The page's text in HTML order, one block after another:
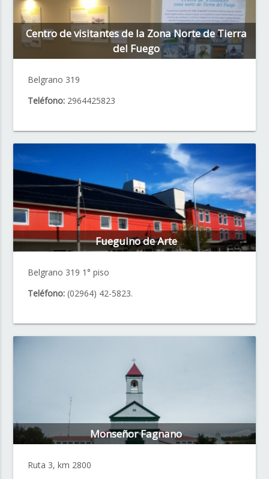
Centro de visitantes de la Zona Norte de Tierra
del Fuego
Belgrano 319
Teléfono: 2964425823
Fueguino de Arte
Belgrano 319 1° piso
Teléfono:(02964) 42-5823.
Monseñor Fagnano
Ruta 3, km 2800